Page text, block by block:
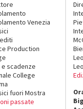
Venezia
Production
e scadenze
College
fuori Mostra
passate